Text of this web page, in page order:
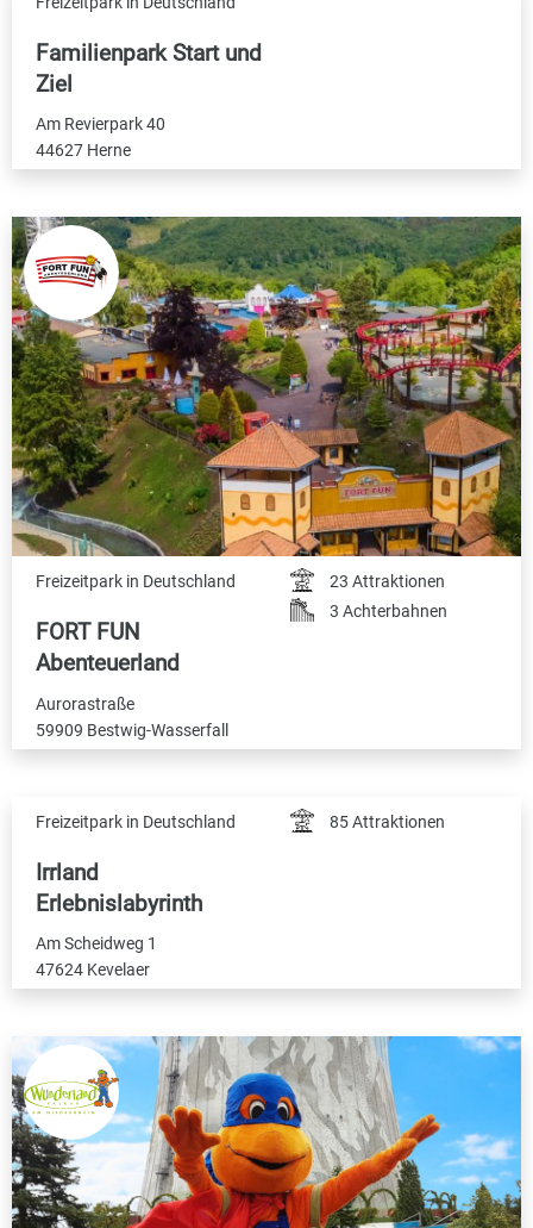
Familienpark Start und
Ziel
Am Revierpark 40
44627 Herne
Freizeitpark in Deutschland
FORT FUN
Abenteuerland
Aurorastraße
59909 Bestwig-Wasserfall
23 Attraktionen
3 Achterbahnen
Freizeitpark in Deutschland
Irrland
Erlebnislabyrinth
Am Scheidweg 1
47624 Kevelaer
85 Attraktionen